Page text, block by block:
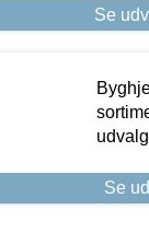
Se
Se